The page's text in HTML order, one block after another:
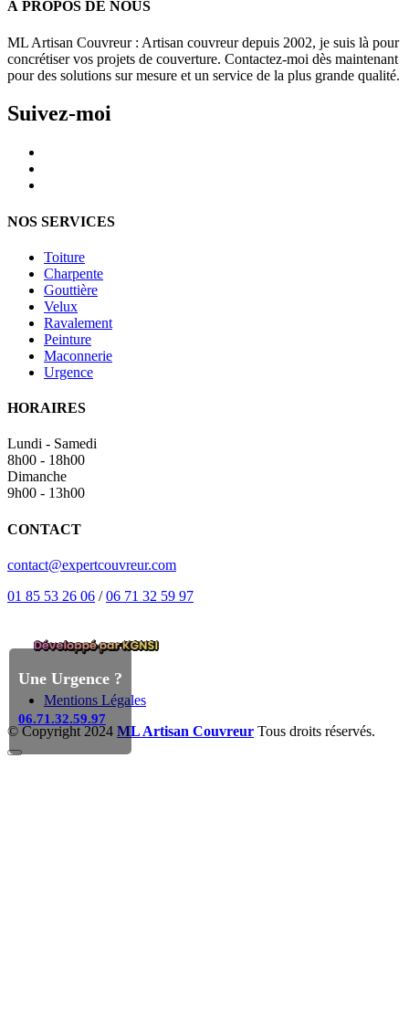
À PROPOS DE NOUS
ML Artisan Couvreur: Artisan couvreur depuis 2002, je suis là pour
concrétiser vos projets de couverture. Contactez-moi dès maintenant
pour des solutions sur mesure et un service de la plus grande qualité.
Suivez-moi
NOS SERVICES
Toiture
Charpente
Gouttière
Velux
Ravalement
Peinture
Maconnerie
Urgence
HORAIRES
Lundi - Samedi
8h00 - 18h00
Dimanche
9h00 - 13h00
Une Urgence ?
06.71.32.59.97
CONTACT
contact@expertcouvreur.com
01 85 53 26 06 /06 71 32 59 97
Mentions Légales
© Copyright 2024 ML Artisan Couvreur Tous droits réservés.